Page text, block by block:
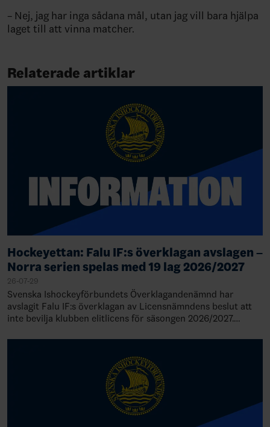
– Nej, jag har inga sådana mål, utan jag vill bara hjälpa
laget till att vinna matcher.
Relaterade artiklar
Hockeyettan: Falu IF:s överklagan avslagen –
Norra serien spelas med 19 lag 2026/2027
26-07-29
Svenska Ishockeyförbundets Överklagandenämnd har
avslagit Falu IF:s överklagan av Licensnämndens beslut att
inte bevilja klubben elitlicens för säsongen 2026/2027.